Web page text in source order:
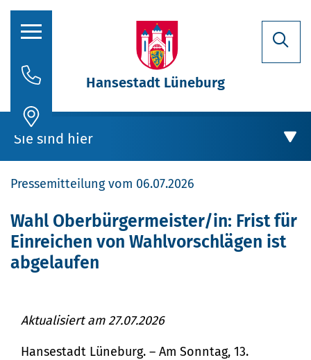
Aktuelles
Stadtporträt
Oberbürgermeisterin
Politik
Verwaltung
Bürgerservice
Hansestadt Lüneburg
Sie sind hier
Rathaus
Aktuelles
Einreichen von Wahlvorschlägen ist
Pressemitteilung vom 06.07.2026
Wahl Oberbürgermeister/in: Frist für
Einreichen von Wahlvorschlägen ist
abgelaufen
Aktualisiert am 27.07.2026
Hansestadt Lüneburg. – Am Sonntag, 13.